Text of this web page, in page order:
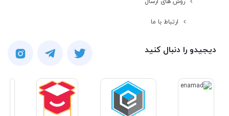
روش های ارسال
ارتباط با ما
دیجیدو را دنبال کنید